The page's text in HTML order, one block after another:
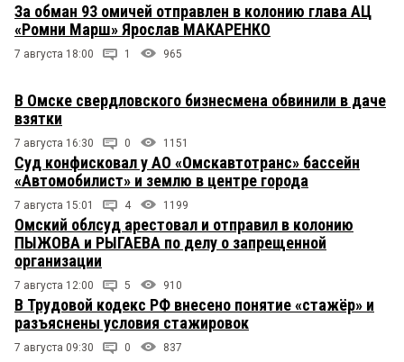
За обман 93 омичей отправлен в колонию глава АЦ
«Ромни Марш» Ярослав МАКАРЕНКО
7 августа 18:00 1 965
В Омске свердловского бизнесмена обвинили в даче
взятки
7 августа 16:30 0 1151
Суд конфисковал у АО «Омскавтотранс» бассейн
«Автомобилист» и землю в центре города
7 августа 15:01 4 1199
Омский облсуд арестовал и отправил в колонию
ПЫЖОВА и РЫГАЕВА по делу о запрещенной
организации
7 августа 12:00 5 910
В Трудовой кодекс РФ внесено понятие «стажёр» и
разъяснены условия стажировок
7 августа 09:30 0 837